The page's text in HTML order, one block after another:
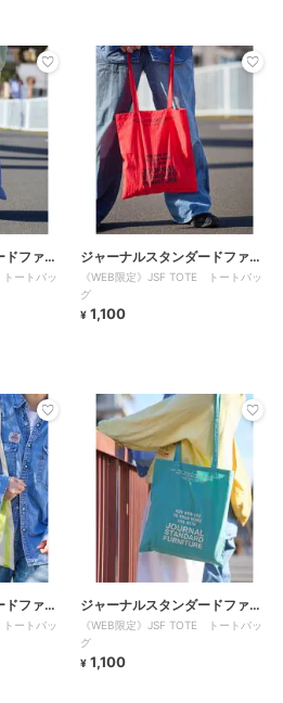
ファニ
ートバッ
ジャーナルスタンダードファニ
チャー
《WEB限定》JSF TOTE トートバッ
グ
¥ 1,100
ファニ
ートバッ
ジャーナルスタンダードファニ
チャー
《WEB限定》JSF TOTE トートバッ
グ
¥ 1,100